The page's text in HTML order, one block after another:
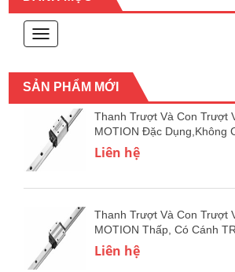
Toggle
navigation
SẢN PHẨM MỚI
Thanh Trượt Và Con Trượt
MOTION Đặc Dụng,Không
Liên hệ
Thanh Trượt Và Con Trượt
MOTION Thấp, Có Cánh
Liên hệ